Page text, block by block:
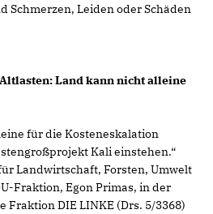
Schmerzen, Leiden oder Schäden
Land kann nicht alleine
für die Kosteneskalation
Kali einstehen.“
Landwirtschaft, Forsten, Umwelt
Fraktion, Egon Primas, in der
Fraktion DIE LINKE (Drs. 5/3368)